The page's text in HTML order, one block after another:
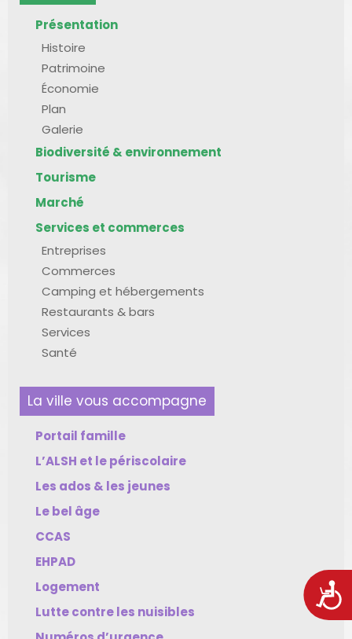
Présentation
Histoire
Patrimoine
Économie
Plan
Galerie
Biodiversité & environnement
Tourisme
Marché
Services et commerces
Entreprises
Commerces
Camping et hébergements
Restaurants & bars
Services
Santé
La ville vous accompagne
Portail famille
L’ALSH et le périscolaire
Les ados & les jeunes
Le bel âge
CCAS
EHPAD
Logement
Lutte contre les nuisibles